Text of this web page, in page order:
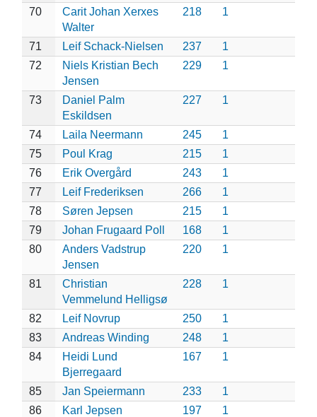
70
Carit Johan Xerxes
Walter
218 1
71 Leif Schack-Nielsen 237
1
72
Niels Kristian Bech
Jensen
229 1
73
Daniel Palm
Eskildsen
227 1
74 Laila Neermann 245
1
75
Poul Krag 215
1
76
Erik Overgård 243
1
77
Leif Frederiksen 266
1
78
Søren Jepsen 215
1
79
Johan Frugaard Poll 168
1
80
Anders Vadstrup
Jensen
220 1
81
Christian
Vemmelund Helligsø
228 1
82 Leif Novrup 250
1
83
Andreas Winding 248
1
84
Heidi Lund
Bjerregaard
167 1
85 Jan Speiermann 233
1
86
Karl Jepsen 197
1